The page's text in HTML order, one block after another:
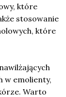
które
stosowanie
które
w emolienty,
Warto